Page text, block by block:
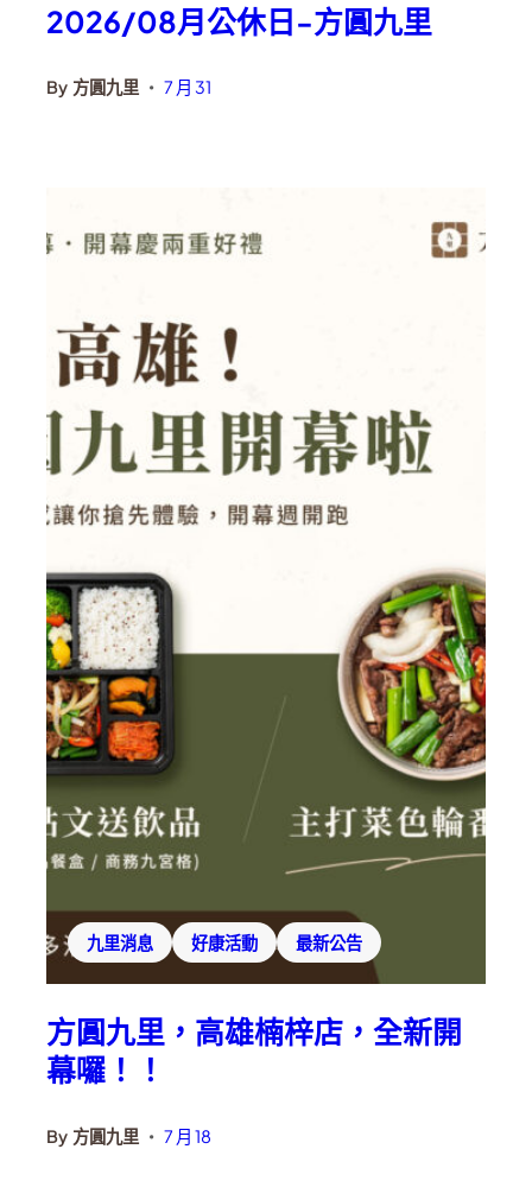
2026/08月公休日-方圓九里
By 方圓九里 • 7 月 31
九里消息 好康活動 最新公告
方圓九里，高雄楠梓店，全新開
幕囉！！
By 方圓九里 • 7 月 18